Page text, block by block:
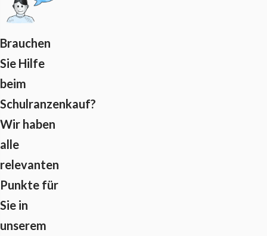
Brauchen
Sie Hilfe
beim
Schulranzenkauf?
Wir haben
alle
relevanten
Punkte für
Sie in
unserem